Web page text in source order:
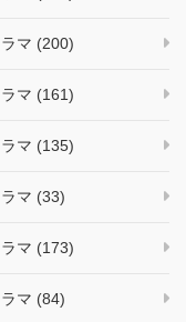
マ (200)
マ (161)
マ (135)
マ (33)
マ (173)
マ (84)